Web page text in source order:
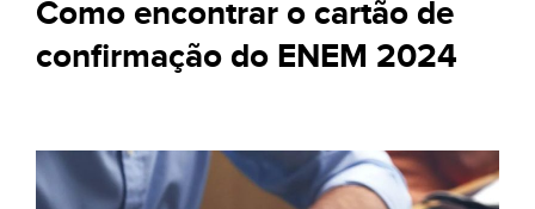
Como encontrar o cartão de
confirmação do ENEM 2024